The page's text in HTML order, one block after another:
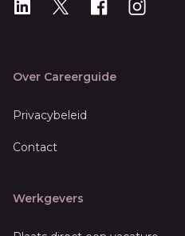
LinkedIn
X Instagram
Over Careerguide
Privacybeleid
Contact
Werkgevers